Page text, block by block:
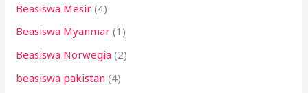
Beasiswa Mesir (4)
Beasiswa Myanmar (1)
Beasiswa Norwegia (2)
beasiswa pakistan (4)